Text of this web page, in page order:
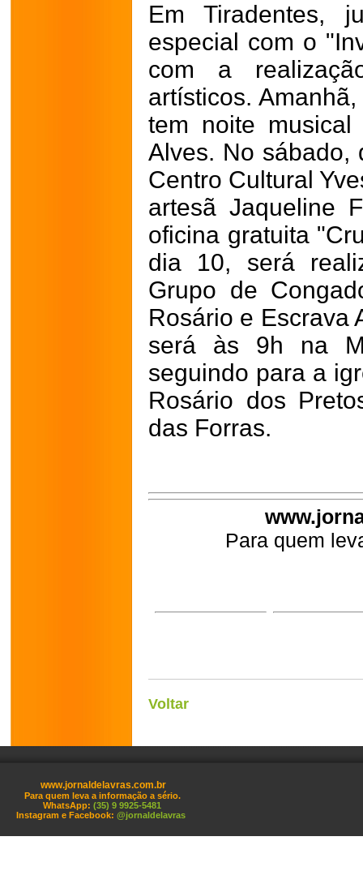
Em Tiradentes,
especial com o
com a
artísticos.
tem noite
Alves. No sábado,
Centro Cultural
artesã Jaqueline
oficina gratuita
dia 10, será
Grupo de
Rosário e Escrava
será às 9h na
seguindo para a
Rosário dos
das Forras.
Para quem
Voltar
www.jornaldelavras.com.br
Para quem leva a informação a sério.
WhatsApp: (35) 9 9925-5481
Instagram e Facebook: @jornaldelavras